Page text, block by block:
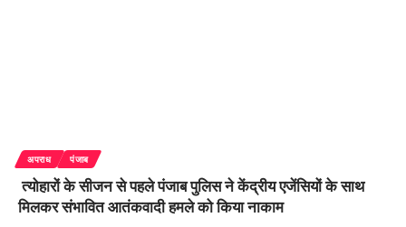
अपराध पंजाब
त्योहारों के सीजन से पहले पंजाब पुलिस ने केंद्रीय एजेंसियों के साथ
मिलकर संभावित आतंकवादी हमले को किया नाकाम